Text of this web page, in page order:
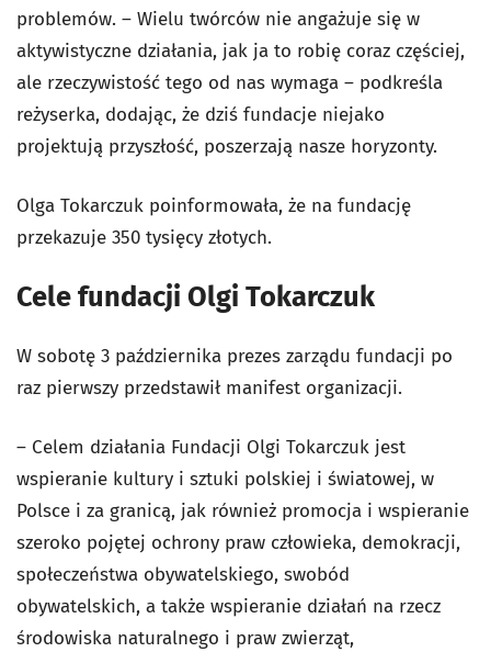
problemów. – Wielu twórców nie angażuje się w
aktywistyczne działania, jak ja to robię coraz częściej,
ale rzeczywistość tego od nas wymaga – podkreśla
reżyserka, dodając, że dziś fundacje niejako
projektują przyszłość, poszerzają nasze horyzonty.
Olga Tokarczuk poinformowała, że na fundację
przekazuje 350 tysięcy złotych.
Cele fundacji Olgi Tokarczuk
W sobotę 3 października prezes zarządu fundacji po
raz pierwszy przedstawił manifest organizacji.
– Celem działania Fundacji Olgi Tokarczuk jest
wspieranie kultury i sztuki polskiej i światowej, w
Polsce i za granicą, jak również promocja i wspieranie
szeroko pojętej ochrony praw człowieka, demokracji,
społeczeństwa obywatelskiego, swobód
obywatelskich, a także wspieranie działań na rzecz
środowiska naturalnego i praw zwierząt,